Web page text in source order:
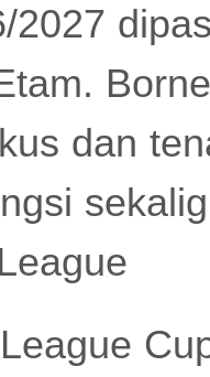
2027
dan